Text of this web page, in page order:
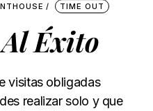
TIME OUT
Éxito
visitas obligadas
realizar solo y que